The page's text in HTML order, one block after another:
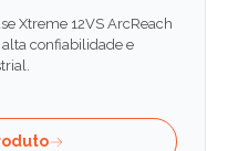
Xtreme 12VS ArcReach
confiabilidade e